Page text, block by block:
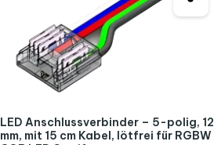
LED Anschlussverbinder – 5-polig, 12
mm, mit 15 cm Kabel, lötfrei für RGBW